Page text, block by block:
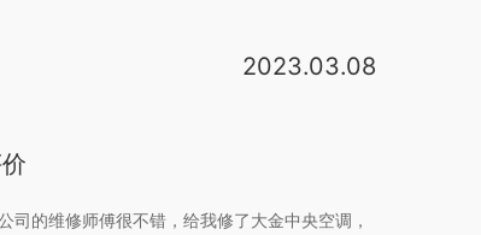
2023.03.08
司的维修师傅很不错，给我修了大金中央空调，